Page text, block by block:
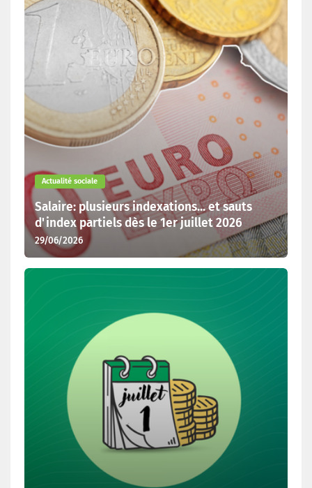
Actualité sociale
Salaire: plusieurs indexations... et sauts
d'index partiels dès le 1er juillet 2026
29/06/2026